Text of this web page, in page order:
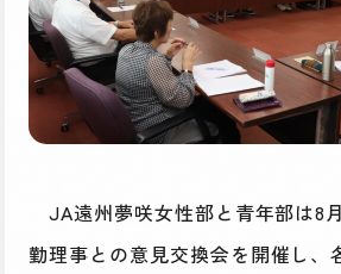
JA遠州夢咲女性部と青年部は8
勤理事との意見交換会を開催し、